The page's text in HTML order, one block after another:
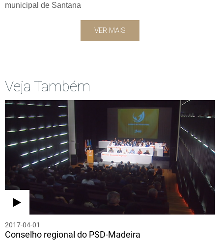
municipal de Santana
VER MAIS
Veja Também
2017-04-01
Conselho regional do PSD-Madeira